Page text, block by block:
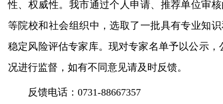
性、权威性。我市通过个人申请、推荐单位审
等院校和社会组织中，选取了一批具有专业知
稳定风险评估专家库。现对专家名单予以公示
况进行监督，如有不同意见请及时反馈。
反馈电话：0731-88667357